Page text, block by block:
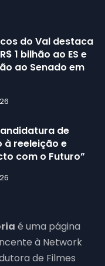
do Val destaca
1 bilhão ao ES e
ao Senado em
de
à reeleição e
com o Futuro”
é uma página
à Network
de Filmes